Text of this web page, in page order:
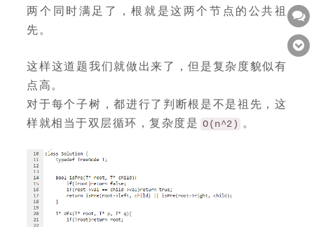
两个同时满足了，根就是这两个节点的公共祖
先。
这样这道题我们就做出来了，但是复杂度貌似有
点高。
对于每个子树，都进行了判断根是不是祖先，这
样就相当于双层循环，复杂度是 O(n^2) 。